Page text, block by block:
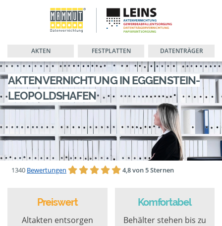
AKTEN FESTPLATTEN DATENTRÄGER
AKTENVERNICHTUNG IN EGGENSTEIN-
LEOPOLDSHAFEN
1340 Bewertungen 4,8 von 5 Sternen
Preiswert
Altakten entsorgen
Komfortabel
Behälter stehen bis zu